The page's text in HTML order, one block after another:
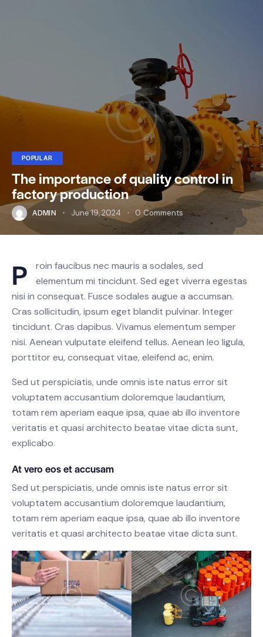
POPULAR
The importance of quality control in
factory production
ADMIN June 19, 2024 0 Comments
P
roin faucibus nec mauris a sodales, sed
elementum mi tincidunt. Sed eget viverra egestas
nisi in consequat. Fusce sodales augue a accumsan.
Cras sollicitudin, ipsum eget blandit pulvinar. Integer
tincidunt. Cras dapibus. Vivamus elementum semper
nisi. Aenean vulputate eleifend tellus. Aenean leo ligula,
porttitor eu, consequat vitae, eleifend ac, enim.
Sed ut perspiciatis, unde omnis iste natus error sit
voluptatem accusantium doloremque laudantium,
totam rem aperiam eaque ipsa, quae ab illo inventore
veritatis et quasi architecto beatae vitae dicta sunt,
explicabo.
At vero eos et accusam
Sed ut perspiciatis, unde omnis iste natus error sit
voluptatem accusantium doloremque laudantium,
totam rem aperiam eaque ipsa, quae ab illo inventore
veritatis et quasi architecto beatae vitae dicta sunt.